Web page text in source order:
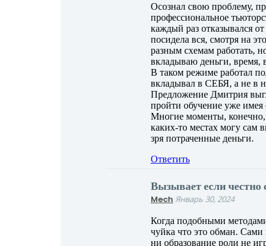
Осознал свою проблему,
профессиональное
каждый раз отказывался
посидела вся, смотря на
разным схемам работать,
вкладываю деньги, время,
В таком режиме работал
вкладывал в СЕБЯ, а не в
Предложение Дмитрия
пройти обучение уже
Многие моменты,
каких-то местах могу сам
зря потраченные деньги.
Ответить
Вызывает если честно
Mech Январь 30, 2024
Когда подобными
чуйка что это обман. Сами
ни образование роли не